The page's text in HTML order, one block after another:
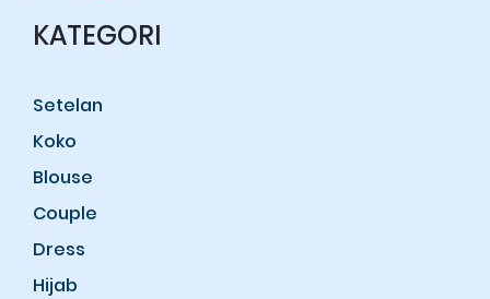
KATEGORI
Setelan
Koko
Blouse
Couple
Dress
Hijab